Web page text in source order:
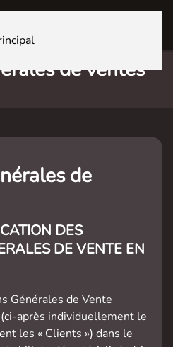
de ventes
de
DES
DE VENTE EN
Générales de Vente
après individuellement le
les « Clients ») dans le